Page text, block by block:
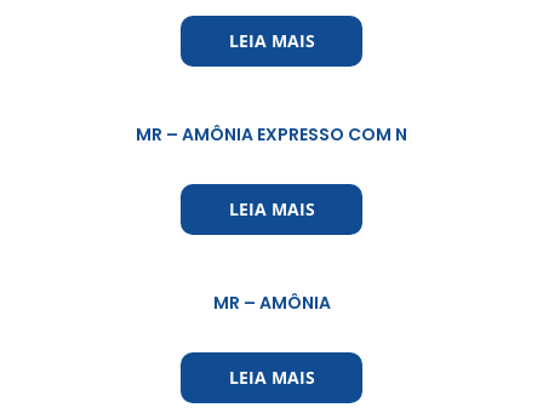
LEIA MAIS
MR – AMÔNIA EXPRESSO COM N
LEIA MAIS
MR – AMÔNIA
LEIA MAIS